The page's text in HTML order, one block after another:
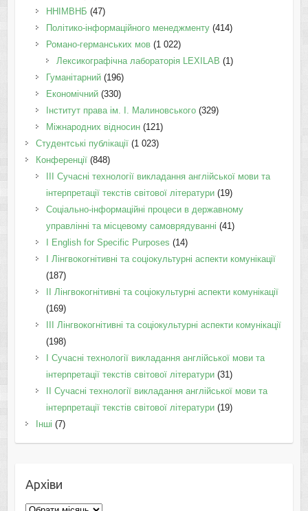
ННІМВНБ (47)
Політико-інформаційного менеджменту(414)
Романо-германських мов(1 022)
Лексикографічна лабораторія LEXILAB (1)
Гуманітарний(196)
Економічний(330)
Інститут права ім. І. Малиновського(329)
Міжнародних відносин(121)
Студентські публікації(1 023)
Конференції(848)
III Сучасні технології викладання англійської мови та
інтерпретації текстів світової літератури(19)
Соціально-інформаційні процеси в державному
управлінні та місцевому самоврядуванні (41)
І English for Specific Purposes (14)
I Лінгвокогнітивні та соціокультурні аспекти комунікації
(187)
IІ Лінгвокогнітивні та соціокультурні аспекти комунікації
(169)
IІI Лінгвокогнітивні та соціокультурні аспекти комунікації
(198)
I Cучасні технології викладання англійської мови та
інтерпретації текстів світової літератури(31)
II Cучасні технології викладання англійської мови та
інтерпретації текстів світової літератури(19)
Інші (7)
Архіви